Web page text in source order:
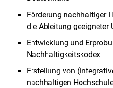
Förderung nachhaltiger
die Ableitung geeigneter
Entwicklung und
Nachhaltigkeitskodex
Erstellung von
nachhaltigen